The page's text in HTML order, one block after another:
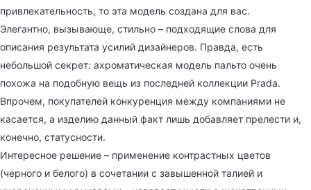
привлекательность, то эта модель создана для вас.
Элегантно, вызывающе, стильно – подходящие слова для
описания результата усилий дизайнеров. Правда, есть
небольшой секрет: ахроматическая модель пальто очень
похожа на подобную вещь из последней коллекции Prada.
Впрочем, покупателей конкуренция между компаниями не
касается, а изделию данный факт лишь добавляет прелести и,
конечно, статусности.
Интересное решение – применение контрастных цветов
(черного и белого) в сочетании с завышенной талией и